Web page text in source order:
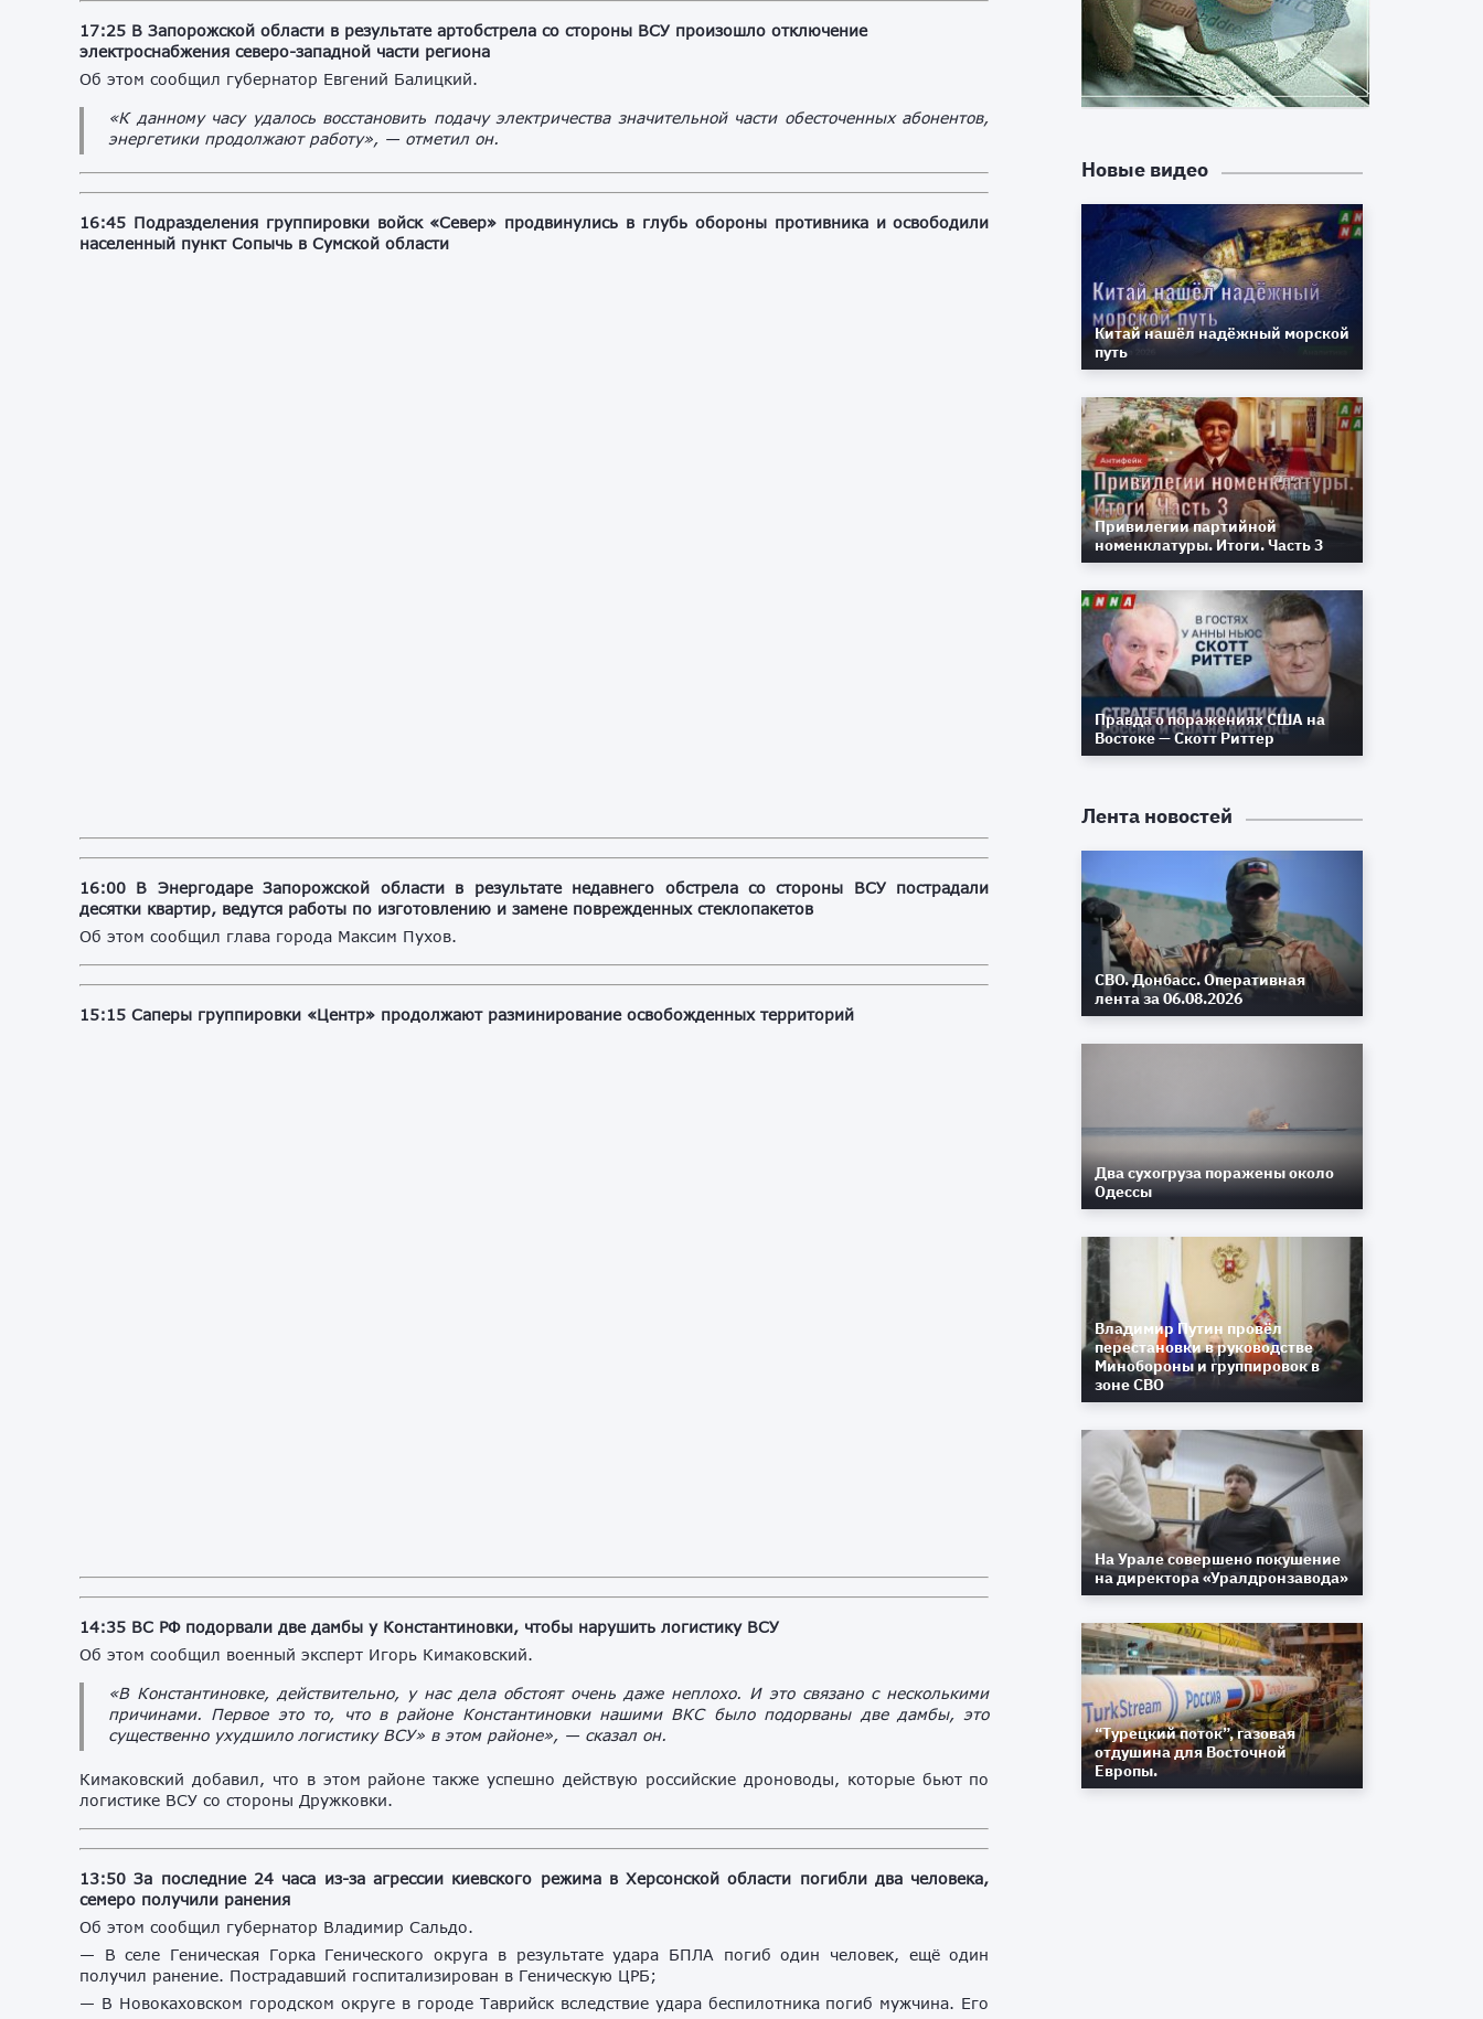
17:25 В Запорожской области в результате артобстрела со стороны ВСУ произошло отключение
электроснабжения северо-западной части региона
Об этом сообщил губернатор Евгений Балицкий.
«К данному часу удалось восстановить подачу электричества значительной части обесточенных абонентов,
энергетики продолжают работу», — отметил он.
16:45 Подразделения группировки войск «Север» продвинулись в глубь обороны противника и освободили
населенный пункт Сопычь в Сумской области
16:00 В Энергодаре Запорожской области в результате недавнего обстрела со стороны ВСУ пострадали
десятки квартир, ведутся работы по изготовлению и замене поврежденных стеклопакетов
Об этом сообщил глава города Максим Пухов.
15:15 Саперы группировки «Центр» продолжают разминирование освобожденных территорий
14:35 ВС РФ подорвали две дамбы у Константиновки, чтобы нарушить логистику ВСУ
Об этом сообщил военный эксперт Игорь Кимаковский.
«В Константиновке, действительно, у нас дела обстоят очень даже неплохо. И это связано с несколькими
причинами. Первое это то, что в районе Константиновки нашими ВКС было подорваны две дамбы, это
существенно ухудшило логистику ВСУ» в этом районе», — сказал он.
Кимаковский добавил, что в этом районе также успешно действую российские дроноводы, которые бьют по
логистике ВСУ со стороны Дружковки.
13:50 За последние 24 часа из-за агрессии киевского режима в Херсонской области погибли два человека,
семеро получили ранения
Об этом сообщил губернатор Владимир Сальдо.
— В селе Геническая Горка Генического округа в результате удара БПЛА погиб один человек, ещё один
получил ранение. Пострадавший госпитализирован в Геническую ЦРБ;
— В Новокаховском городском округе в городе Таврийск вследствие удара беспилотника погиб мужчина. Его
Новые видео
Китай нашёл надёжный морской
путь
Привилегии партийной
номенклатуры. Итоги. Часть 3
Правда о поражениях США на
Востоке — Скотт Риттер
Лента новостей
СВО. Донбасс. Оперативная
лента за 06.08.2026
Два сухогруза поражены около
Одессы
Владимир Путин провёл
перестановки в руководстве
Минобороны и группировок в
зоне СВО
На Урале совершено покушение
на директора «Уралдронзавода»
“Турецкий поток”, газовая
отдушина для Восточной
Европы.